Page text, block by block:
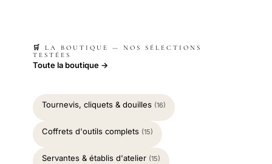
🛒 LA BOUTIQUE — NOS SÉLECTIONS
TESTÉES
Toute la boutique →
Tournevis, cliquets & douilles (16)
Coffrets d'outils complets (15)
Servantes & établis d'atelier (15)